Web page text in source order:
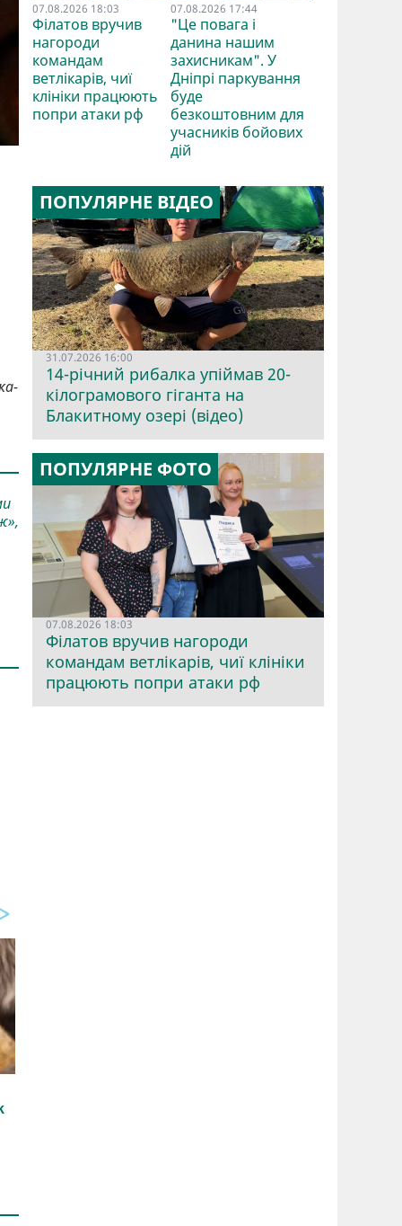
07.08.2026 18:03
Філатов вручив
нагороди
командам
ветлікарів, чиї
клініки працюють
попри атаки рф
07.08.2026 17:44
"Це повага і
данина нашим
захисникам". У
Дніпрі паркування
буде
безкоштовним для
учасників бойових
дій
ПОПУЛЯРНЕ ВІДЕО
31.07.2026 16:00
14-річний рибалка упіймав 20-
кілограмового гіганта на
Блакитному озері (відео)
ПОПУЛЯРНЕ ФОТО
07.08.2026 18:03
Філатов вручив нагороди
командам ветлікарів, чиї клініки
працюють попри атаки рф